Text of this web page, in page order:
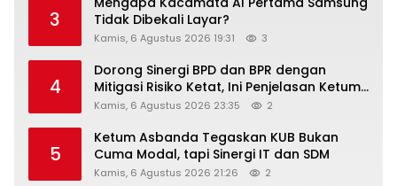
3
Tidak Dibekali Layar?
Kamis, 6 Agustus 2026 19:31 3
4
Dorong Sinergi BPD dan BPR dengan
Mitigasi Risiko Ketat, Ini Penjelasan Ketum
Asbanda
Kamis, 6 Agustus 2026 23:35 2
5
Ketum Asbanda Tegaskan KUB Bukan
Cuma Modal, tapi Sinergi IT dan SDM
Kamis, 6 Agustus 2026 21:26 2